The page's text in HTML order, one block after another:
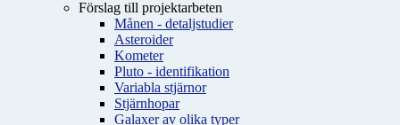
Förslag till projektarbeten
Månen - detaljstudier
Asteroider
Kometer
Pluto - identifikation
Variabla stjärnor
Stjärnhopar
Galaxer av olika typer